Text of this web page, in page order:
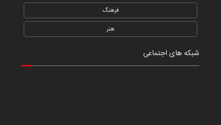
فرهنگ
هنر
شبکه های اجتماعی